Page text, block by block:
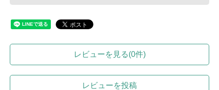
レビューを見る(0件)
レビューを投稿